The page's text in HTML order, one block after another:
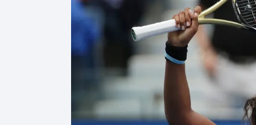
Curling
Dostihy
Florbal
Golf